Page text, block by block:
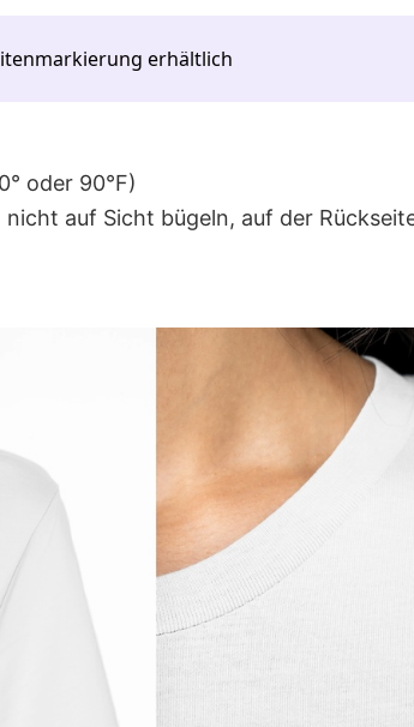
erhältlich
oder 90°F)
auf Sicht bügeln, auf der